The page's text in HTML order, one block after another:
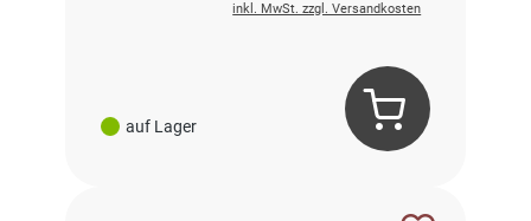
auf Lager
inkl. MwSt. zzgl. Versandkosten